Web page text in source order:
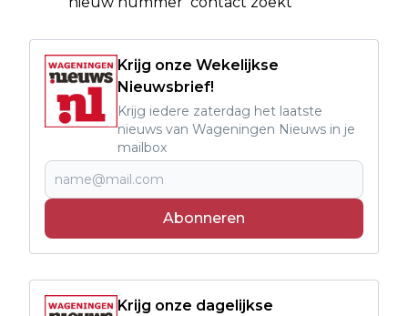
Krijg onze Wekelijkse
Nieuwsbrief!
Krijg iedere zaterdag het laatste
nieuws van Wageningen Nieuws in je
mailbox
Abonneren
Krijg onze dagelijkse